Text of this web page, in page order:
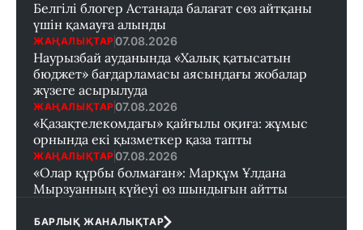
Белгілі блогер Астанада балағат сөз айтқаны
үшін қамауға алынды
ЖАҢАЛЫҚТАР 07.08.2026
Наурызбай ауданында «Халық қатысатын
бюджет» бағдарламасы аясындағы жобалар
жүзеге асырылуда
ЖАҢАЛЫҚТАР 07.08.2026
«Қазақтелекомдағы» қайғылы оқиға: жұмыс
орнында екі қызметкер қаза тапты
ЖАҢАЛЫҚТАР 07.08.2026
«Олар құрбы болмаған»: Марқұм Ұлдана
Мырзуанның күйеуі өз шындығын айтты
БАРЛЫҚ ЖАНАЛЫҚТАР